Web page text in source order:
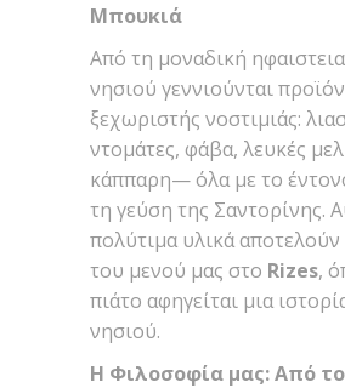
Μπουκιά
Από τη μοναδική
νησιού γεννιούνται
ξεχωριστής νοστιμιάς:
ντομάτες, φάβα, λευκές
κάππαρη— όλα με το
τη γεύση της Σαντορίνης.
πολύτιμα υλικά
του μενού μας στο Rizes,
πιάτο αφηγείται μια
νησιού.
Η Φιλοσοφία μας: Από